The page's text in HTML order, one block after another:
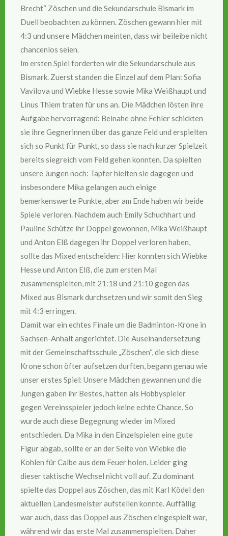
Brecht“ Zöschen und die Sekundarschule Bismark im
Duell beobachten zu können. Zöschen gewann hier mit
4:3 und unsere Mädchen meinten, dass wir beileibe nicht
chancenlos seien.
Im ersten Spiel forderten wir die Sekundarschule aus
Bismark. Zuerst standen die Einzel auf dem Plan: Sofia
Vavilova und Wiebke Hesse sowie Mika Weißhaupt und
Linus Thiem traten für uns an. Die Mädchen lösten ihre
Aufgabe hervorragend: Beinahe ohne Fehler schickten
sie ihre Gegnerinnen über das ganze Feld und erspielten
sich so Punkt für Punkt, so dass sie nach kurzer Spielzeit
bereits siegreich vom Feld gehen konnten. Da spielten
unsere Jungen noch: Tapfer hielten sie dagegen und
insbesondere Mika gelangen auch einige
bemerkenswerte Punkte, aber am Ende haben wir beide
Spiele verloren. Nachdem auch Emily Schuchhart und
Pauline Schütze ihr Doppel gewonnen, Mika Weißhaupt
und Anton Elß dagegen ihr Doppel verloren haben,
sollte das Mixed entscheiden: Hier konnten sich Wiebke
Hesse und Anton Elß, die zum ersten Mal
zusammenspielten, mit 21:18 und 21:10 gegen das
Mixed aus Bismark durchsetzen und wir somit den Sieg
mit 4:3 erringen.
Damit war ein echtes Finale um die Badminton-Krone in
Sachsen-Anhalt angerichtet. Die Auseinandersetzung
mit der Gemeinschaftsschule „Zöschen“, die sich diese
Krone schon öfter aufsetzen durften, begann genau wie
unser erstes Spiel: Unsere Mädchen gewannen und die
Jungen gaben ihr Bestes, hatten als Hobbyspieler
gegen Vereinsspieler jedoch keine echte Chance. So
wurde auch diese Begegnung wieder im Mixed
entschieden. Da Mika in den Einzelspielen eine gute
Figur abgab, sollte er an der Seite von Wiebke die
Kohlen für Calbe aus dem Feuer holen. Leider ging
dieser taktische Wechsel nicht voll auf. Zu dominant
spielte das Doppel aus Zöschen, das mit Karl Ködel den
aktuellen Landesmeister aufstellen konnte. Auffällig
war auch, dass das Doppel aus Zöschen eingespielt war,
während wir das erste Mal zusammenspielten. Daher